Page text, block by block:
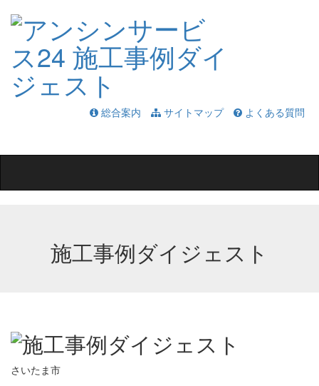
総合案内 サイトマップ
よくある質問
施工事例ダイジェスト
さいたま市